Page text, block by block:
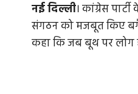
नईदिल्ली। कांग्रेस
संगठन को मजबूत किए
कहा कि जब बूथ पर लोग